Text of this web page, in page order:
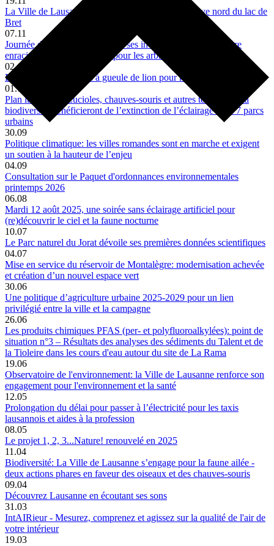
La Ville de Lausanne renforce la protection de la rive nord du lac de
Bret
07.11
Journée de l'arbre: Lausanne et ses invités de la Suisse entière
enracinent leur engagement pour les arbres de demain
02.10
De nouvelles fontaines à gueule de lion pour rafraîchir Lausanne
01.10
Plan lumière II: Lucioles, chauves-souris et autres témoins de la
biodiversité bénéficieront de l’extinction de l’éclairage dans 7 parcs
urbains
30.09
Politique climatique: les villes romandes sont en marche et exigent
un soutien à la hauteur de l’enjeu
04.09
Consultation sur le Paquet d'ordonnances environnementales
printemps 2026
06.08
Mardi 12 août 2025, une soirée sans éclairage artificiel pour
(re)découvrir le ciel et la faune nocturne
10.07
Le Parc naturel du Jorat dévoile ses premières données scientifiques
04.07
Mise en service du réservoir de Montalègre: modernisation achevée
et création d’un nouvel espace vert
30.06
Une politique d’agriculture urbaine 2025-2029 pour un lien
privilégié entre la ville et la campagne
26.06
Les produits chimiques PFAS (per- et polyfluoroalkylées): point de
situation n°3 – Résultats des analyses des sédiments du Talent et de
la Tioleire dans les cours d'eau autour du site de La Rama
19.06
Observatoire de l'environnement: la Ville de Lausanne renforce son
engagement pour l'environnement et la santé
12.05
Prolongation du délai pour passer à l’électricité pour les taxis
lausannois et aides à la profession
08.05
Le projet 1, 2, 3...Nature! renouvelé en 2025
11.04
Biodiversité: La Ville de Lausanne s’engage pour la faune ailée -
deux actions phares en faveur des oiseaux et des chauves-souris
09.04
Découvrez Lausanne en écoutant ses sons
31.03
IntAIRieur - Mesurez, comprenez et agissez sur la qualité de l'air de
votre intérieur
19.03